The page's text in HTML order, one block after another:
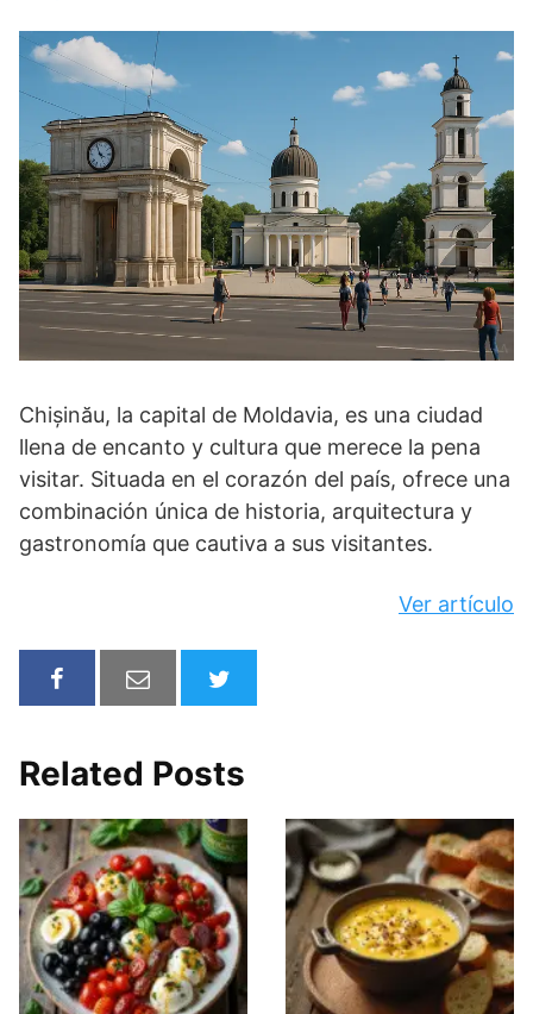
Chișinău, la capital de Moldavia, es una ciudad
llena de encanto y cultura que merece la pena
visitar. Situada en el corazón del país, ofrece una
combinación única de historia, arquitectura y
gastronomía que cautiva a sus visitantes.
Ver artículo
Related Posts